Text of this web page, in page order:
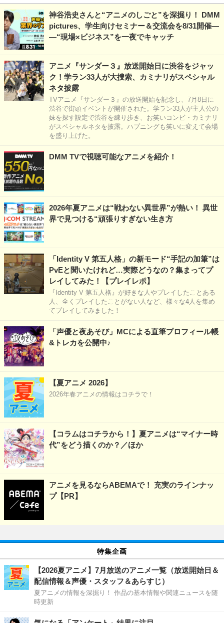
神谷浩史さんと“アニメのしごと”を深掘り！ DMM
pictures、学生向けセミナー＆交流会を8/31開催―
―“現場×ビジネス”を一夜でキャッチ
アニメ『サンダー３』放送開始日に渋谷をジャッ
ク！学ラン33人が大捜索、カミナリがスペシャル
ネタ披露
TVアニメ『サンダー３』の放送開始を記念し、7月8日に
渋谷で街頭イベントが開催された。学ラン33人が主人公の
妹を探す設定で渋谷を練り歩き、お笑いコンビ・カミナリ
がスペシャルネタを披露。ハプニングも笑いに変えて会場
を盛り上げた。
DMM TVで視聴可能なアニメを紹介！
2026年夏アニメは“戦わない異世界”が熱い！ 異世
界で見つける“頑張りすぎない生き方
「Identity V 第五人格」の新モード“手記の加筆”は
PvEと聞いたけれど…実際どうなの？集まってプ
レイしてみた！【プレイレポ】
『Identity V 第五人格』が好きな人やプレイしたことある
人、全くプレイしたことがない人など、様々な4人を集め
てプレイしてみました！
「声優と夜あそび」MCによる直筆プロフィール帳
&トレカを公開中♪
【夏アニメ 2026】
2026年春アニメの情報はコチラで！
【コラムはコチラから！】夏アニメは“マイナー時
代”をどう描くのか？／ほか
アニメを見るならABEMAで！ 充実のラインナッ
プ【PR】
特集企画
【2026夏アニメ】7月放送のアニメ一覧（放送開始日＆
配信情報＆声優・スタッフ＆あらすじ）
夏アニメの情報を深掘り！ 作品の基本情報や関連ニュースを随
時更新